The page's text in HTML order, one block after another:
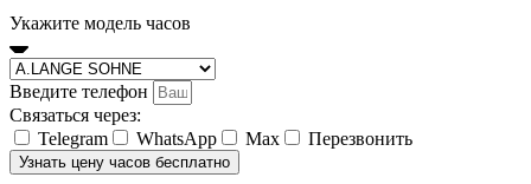
Укажите модель часов
Введите телефон
Связаться через:
Telegram
WhatsApp Мах Перезвонить
Узнать цену часов бесплатно